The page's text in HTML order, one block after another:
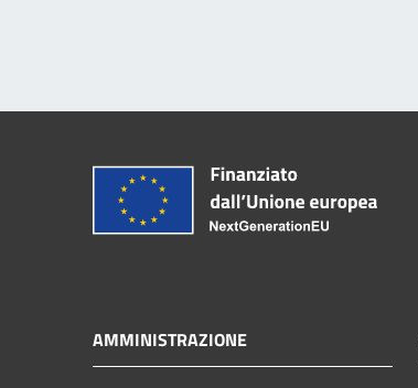
AMMINISTRAZIONE